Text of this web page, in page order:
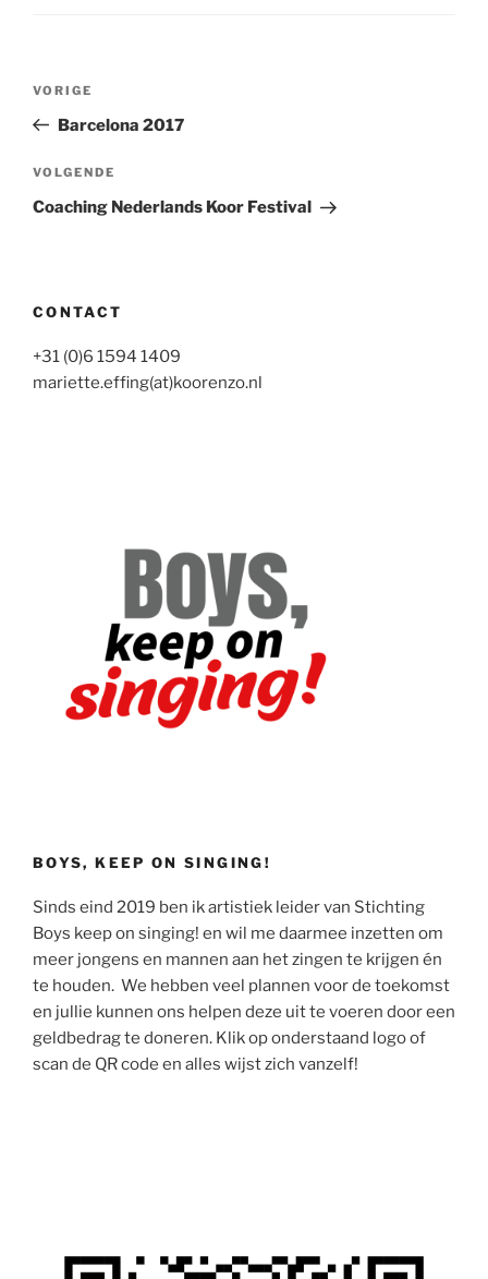
Vorig
bericht
VORIGE
Barcelona 2017
Volgend
bericht
VOLGENDE
Coaching Nederlands Koor Festival
CONTACT
+31 (0)6 1594 1409
mariette.effing(at)koorenzo.nl
BOYS, KEEP ON SINGING!
Sinds eind 2019 ben ik artistiek leider van Stichting
Boys keep on singing! en wil me daarmee inzetten om
meer jongens en mannen aan het zingen te krijgen én
te houden. We hebben veel plannen voor de toekomst
en jullie kunnen ons helpen deze uit te voeren door een
geldbedrag te doneren. Klik op onderstaand logo of
scan de QR code en alles wijst zich vanzelf!